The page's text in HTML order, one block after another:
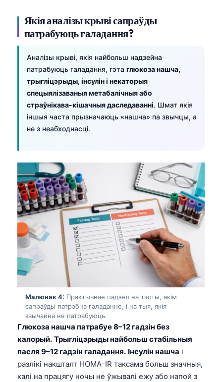
Якія аналізы крыві сапраўды
патрабуюць галадання?
Аналізы крыві, якія найбольш надзейна
патрабуюць галадання, гэта глюкоза нашча,
трыгліцэрыды, інсулін і некаторыя
спецыялізаваныя метабалічныя або
страўнікава-кішачныя даследаванні. Шмат якія
іншыя часта прызначаюць «нашча» па звычцы, а
не з неабходнасці.
Малюнак 4: Практычнае падзел на тэсты, якім
сапраўды патрэбна галаданне, і на тыя, якія
звычайна не патрабуюць.
Глюкоза нашча патрабуе 8–12 гадзін без
калорый. Трыгліцэрыды найбольш стабільныя
пасля 9–12 гадзін галадання. Інсулін нашча і
разлікі накшталт HOMA-IR таксама больш значныя,
калі на працягу ночы не ўжывалі ежу або напой з